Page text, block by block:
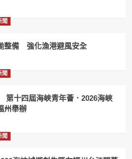
聞
整備 強化漁港避風安全
聞
十四屆海峽青年薈．2026海峽
州舉辦
聞